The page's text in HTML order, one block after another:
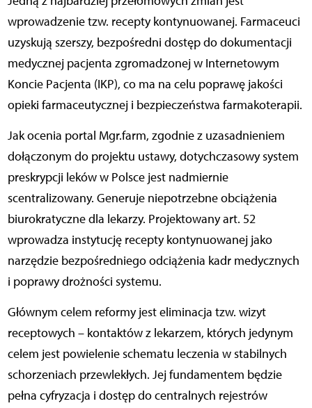
wprowadzenie tzw. recepty kontynuowanej. Farmaceuci
uzyskują szerszy, bezpośredni dostęp do dokumentacji
medycznej pacjenta zgromadzonej w Internetowym
Koncie Pacjenta (IKP), co ma na celu poprawę jakości
opieki farmaceutycznej i bezpieczeństwa farmakoterapii.
Jak ocenia portal Mgr.farm, zgodnie z uzasadnieniem
dołączonym do projektu ustawy, dotychczasowy system
preskrypcji leków w Polsce jest nadmiernie
scentralizowany. Generuje niepotrzebne obciążenia
biurokratyczne dla lekarzy. Projektowany art. 52
wprowadza instytucję recepty kontynuowanej jako
narzędzie bezpośredniego odciążenia kadr medycznych
i poprawy drożności systemu.
Głównym celem reformy jest eliminacja tzw. wizyt
receptowych – kontaktów z lekarzem, których jedynym
celem jest powielenie schematu leczenia w stabilnych
schorzeniach przewlekłych. Jej fundamentem będzie
pełna cyfryzacja i dostęp do centralnych rejestrów